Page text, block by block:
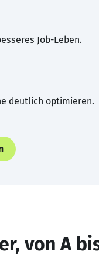
Job-Leben.
deutlich optimieren.
von A